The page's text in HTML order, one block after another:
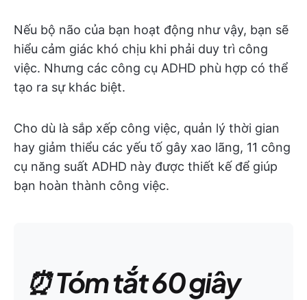
Nếu bộ não của bạn hoạt động như vậy, bạn sẽ
hiểu cảm giác khó chịu khi phải duy trì công
việc. Nhưng các công cụ ADHD phù hợp có thể
tạo ra sự khác biệt.
Cho dù là sắp xếp công việc, quản lý thời gian
hay giảm thiểu các yếu tố gây xao lãng, 11 công
cụ năng suất ADHD này được thiết kế để giúp
bạn hoàn thành công việc.
⏰ Tóm tắt 60 giây